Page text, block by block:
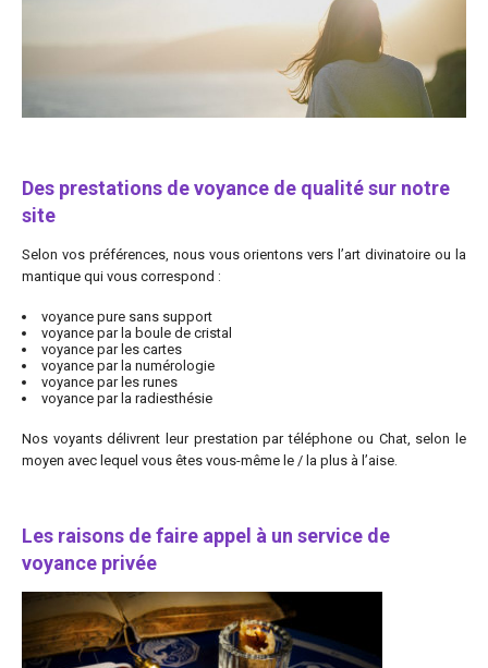
Des prestations de voyance de qualité sur notre
site
Selon vos préférences, nous vous orientons vers l’art divinatoire ou la
mantique qui vous correspond :
voyance pure sans support
voyance par la boule de cristal
voyance par les cartes
voyance par la numérologie
voyance par les runes
voyance par la radiesthésie
Nos voyants délivrent leur prestation par téléphone ou Chat, selon le
moyen avec lequel vous êtes vous-même le / la plus à l’aise.
Les raisons de faire appel à un service de
voyance privée